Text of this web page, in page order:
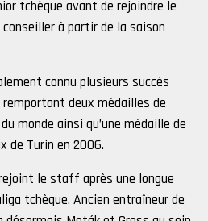
tchèque avant de rejoindre le
à partir de la saison
connu plusieurs succès
deux médailles de
monde ainsi qu’une médaille de
de Turin en 2006.
le staff après une longue
tchèque. Ancien entraîneur de